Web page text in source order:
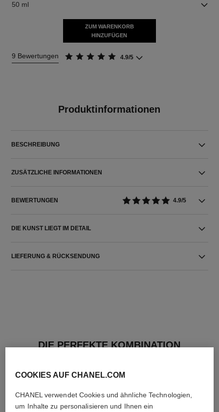
50 ml
ZUM WARENKORB
HINZUFÜGEN
9 Bewertungen 4.9/5
Produktinformationen
BESCHREIBUNG
ZUSÄTZLICHE INFORMATIONEN
BEWERTUNGEN 4.9/5
DIE KUNST LIEGT IM DETAIL
LIEFERUNG & RÜCKSENDUNG
DIE PERFEKTE KOMBINATION
COOKIES AUF CHANEL.COM
CHANEL verwendet Cookies und ähnliche Technologien,
um Inhalte zu personalisieren und Ihnen ein